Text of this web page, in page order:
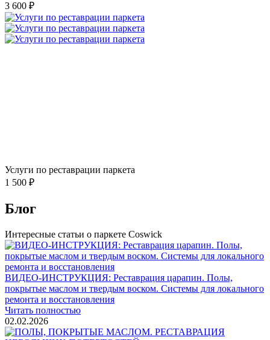
3 600 ₽
Услуги по реставрации паркета
1 500 ₽
Блог
Интересные статьи о паркете Coswick
ВИДЕО-ИНСТРУКЦИЯ: Реставрация царапин. Полы,
покрытые маслом и твердым воском. Системы для локального
ремонта и восстановления
Читать полностью
02.02.2026